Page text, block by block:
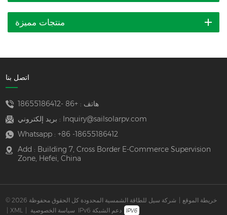
منتجات مميزة
اتصل بنا
هاتف :+86 -18655186412
بريد إلكتروني :
Inquiry@sailsolarpv.com
Whatsapp : +86 -18655186412
Add : Building 7, Cross Border E-Commerce Supervision
Zone, Hefei, China
© 2026 شركة سيل للطاقة الشمسية المحدودة كل الحقوق محفوظة | خريطة الموقع
| XML | سياسة الخصوصية IPv6 دعم الشبكة